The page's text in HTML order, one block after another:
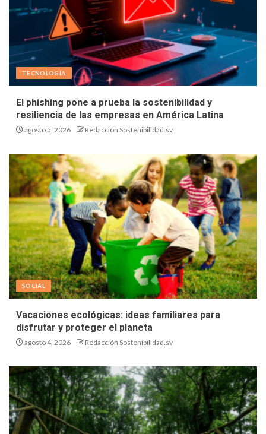
TECNOLOGÍA
El phishing pone a prueba la sostenibilidad y
resiliencia de las empresas en América Latina
agosto 5, 2026 Redacción Sostenibilidad.sv
SOCIAL
Vacaciones ecológicas: ideas familiares para
disfrutar y proteger el planeta
agosto 4, 2026 Redacción Sostenibilidad.sv